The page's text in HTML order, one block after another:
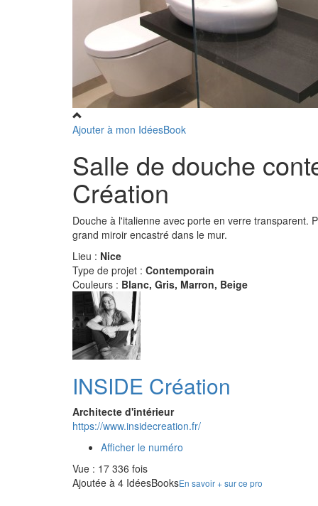
Ajouter à mon IdéesBook
Salle de douche
Création
Douche à l'italienne avec porte en verre transparent.
grand miroir encastré dans le mur.
Lieu : Nice
Type de projet : Contemporain
Couleurs : Blanc, Gris, Marron, Beige
INSIDE Création
Architecte d'intérieur
https://www.insidecreation.fr/
Afficher le numéro
Vue : 17 336 fois
Ajoutée à 4 IdéesBooksEn savoir + sur ce pro